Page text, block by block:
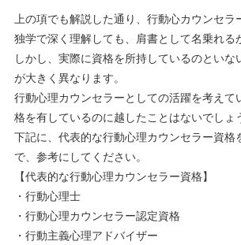
上の項でも解説した通り、行動心カウンセラ
独学で深く理解しても、肩書として名乗れる
しかし、実際に資格を所持しているのといな
が大きく異なります。
行動心理カウンセラーとしての活躍を考えて
格を有しているのに越したことはないでしょ
下記に、代表的な行動心理カウンセラー資格
で、参考にしてください。
【代表的な行動心理カウンセラー資格】
・行動心理士
・行動心理カウンセラー認定資格
・行動主義心理アドバイザー